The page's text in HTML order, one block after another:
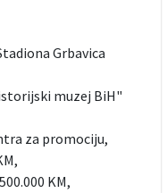
Grbavica
muzej BiH"
za promociju,
KM,